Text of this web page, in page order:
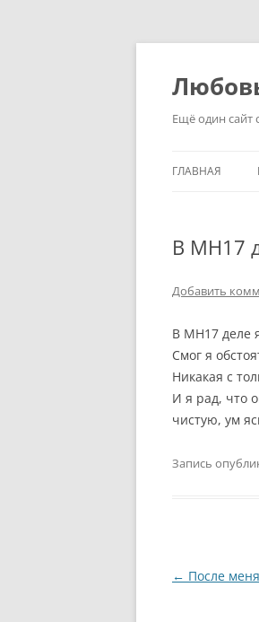
Перейти
содержимому
Ещё один сайт
ГЛАВНАЯ
В MH17
Добавить
В MH17 деле
Смог я
Никакая с
И я рад, что
чистую, ум
Запись
Навигация
← После